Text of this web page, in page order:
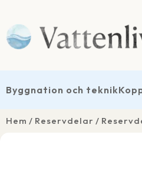
Byggnation och teknik
Hem Reservdelar